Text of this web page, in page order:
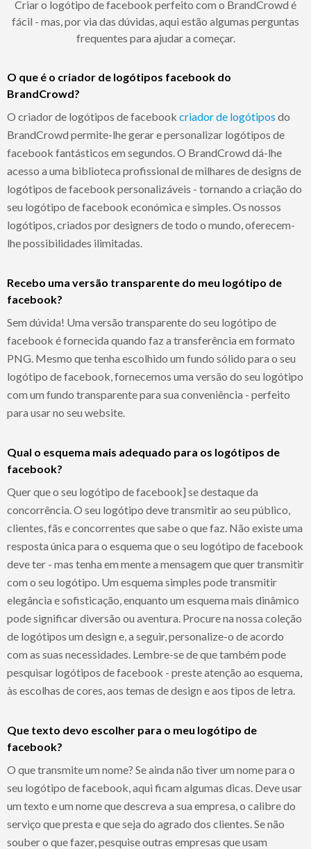
Criar o logótipo de facebook perfeito com o BrandCrowd é
fácil - mas, por via das dúvidas, aqui estão algumas perguntas
frequentes para ajudar a começar.
O que é o criador de logótipos facebook do
BrandCrowd?
O criador de logótipos de facebook criador de logótipos do
BrandCrowd permite-lhe gerar e personalizar logótipos de
facebook fantásticos em segundos. O BrandCrowd dá-lhe
acesso a uma biblioteca profissional de milhares de designs de
logótipos de facebook personalizáveis - tornando a criação do
seu logótipo de facebook económica e simples. Os nossos
logótipos, criados por designers de todo o mundo, oferecem-
lhe possibilidades ilimitadas.
Recebo uma versão transparente do meu logótipo de
facebook?
Sem dúvida! Uma versão transparente do seu logótipo de
facebook é fornecida quando faz a transferência em formato
PNG. Mesmo que tenha escolhido um fundo sólido para o seu
logótipo de facebook, fornecemos uma versão do seu logótipo
com um fundo transparente para sua conveniência - perfeito
para usar no seu website.
Qual o esquema mais adequado para os logótipos de
facebook?
Quer que o seu logótipo de facebook] se destaque da
concorrência. O seu logótipo deve transmitir ao seu público,
clientes, fãs e concorrentes que sabe o que faz. Não existe uma
resposta única para o esquema que o seu logótipo de facebook
deve ter - mas tenha em mente a mensagem que quer transmitir
com o seu logótipo. Um esquema simples pode transmitir
elegância e sofisticação, enquanto um esquema mais dinâmico
pode significar diversão ou aventura. Procure na nossa coleção
de logótipos um design e, a seguir, personalize-o de acordo
com as suas necessidades. Lembre-se de que também pode
pesquisar logótipos de facebook - preste atenção ao esquema,
às escolhas de cores, aos temas de design e aos tipos de letra.
Que texto devo escolher para o meu logótipo de
facebook?
O que transmite um nome? Se ainda não tiver um nome para o
seu logótipo de facebook, aqui ficam algumas dicas. Deve usar
um texto e um nome que descreva a sua empresa, o calibre do
serviço que presta e que seja do agrado dos clientes. Se não
souber o que fazer, pesquise outras empresas que usam